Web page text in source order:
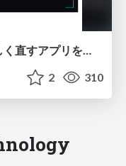
AIっぽい文章を採点して人間らしく直すアプリを作ってみた
2 310